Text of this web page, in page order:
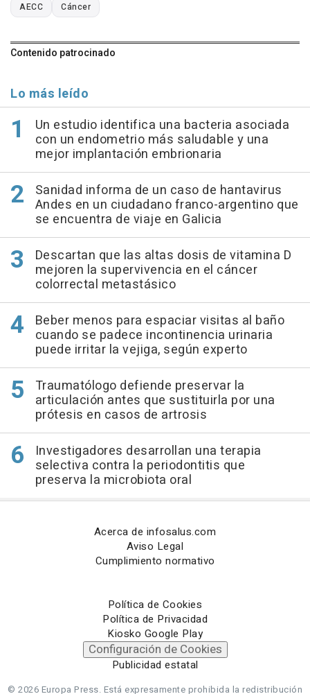
AECC Cáncer
Contenido patrocinado
Lo más leído
Un estudio identifica una bacteria asociada
con un endometrio más saludable y una
mejor implantación embrionaria
Sanidad informa de un caso de hantavirus
Andes en un ciudadano franco-argentino que
se encuentra de viaje en Galicia
Descartan que las altas dosis de vitamina D
mejoren la supervivencia en el cáncer
colorrectal metastásico
Beber menos para espaciar visitas al baño
cuando se padece incontinencia urinaria
puede irritar la vejiga, según experto
Traumatólogo defiende preservar la
articulación antes que sustituirla por una
prótesis en casos de artrosis
Investigadores desarrollan una terapia
selectiva contra la periodontitis que
preserva la microbiota oral
Acerca de infosalus.com
Aviso Legal
Cumplimiento normativo
Política de Cookies
Política de Privacidad
Kiosko Google Play
Configuración de Cookies
Publicidad estatal
© 2026 Europa Press. Está expresamente prohibida la redistribución